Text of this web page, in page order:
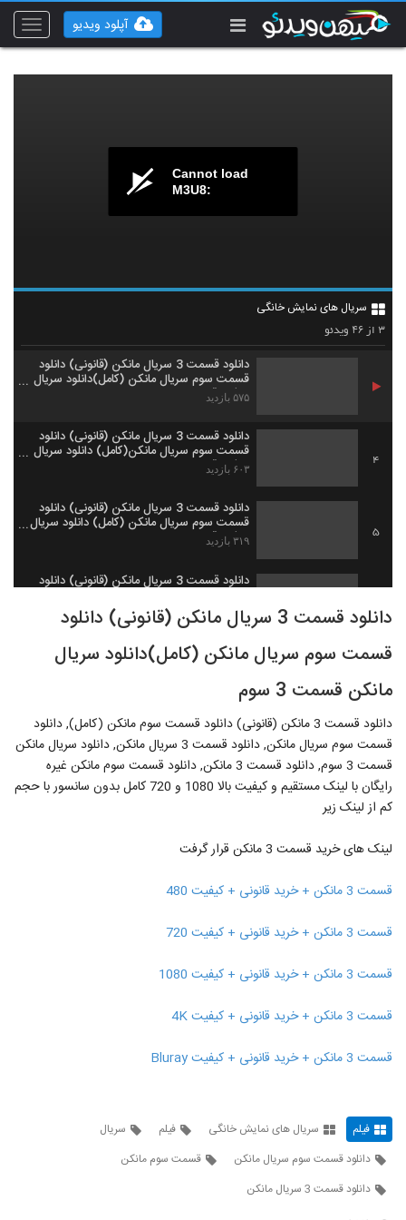
Toggle
آپلود ویدیو
Cannot load
M3U8:
سریال های نمایش خانگی
۳ از ۴۶ ویدئو
دانلود قسمت 27 سریال نهنگ آبی با کیفیت
2
دانلود قسمت 2 سریال مانکن (کامل) دانلود
دانلود قسمت 3 سریال مانکن (قانونی) دانلود
قسمت سوم سریال مانکن (کامل)دانلود سریال
مانکن قسمت 3 سوم
۵۷۵ بازدید
4
دانلود قسمت 3 سریال مانکن (قانونی) دانلود
قسمت سوم سریال مانکن(کامل) دانلود سریال
مانکن قسمت 3 سوم
۶۰۳ بازدید
5
دانلود قسمت 3 سریال مانکن (قانونی) دانلود
قسمت سوم سریال مانکن (کامل) دانلود سریال
مانکن قسمت 3 سوم.
۳۱۹ بازدید
دانلود قسمت 3 سریال مانکن (قانونی) دانلود
قسمت 3 سوم
۲,۴۸۱ بازدید
دانلود قسمت 4 سریال مانکن (قانونی) دانلود
قسمت چهارم مانکن (کامل) دانلود سریال
۲,۳۰۲ بازدید
8
دانلود قسمت 4 مانکن (قانونی)(سریال) دانلود
قسمت چهارم مانکن (کامل) دانلود سریال
مانکن قسمت 4
۳,۹۳۳ بازدید
دانلود سریال مانکن قسمت 4 (قانونی)(سریال)
10 قسمت نوزدهم هیولا (کامل) دانلود سریال
هیولا قسمت 19 قسمت پایانی
۴,۵۹۱ بازدید
دانلود قسمت 19 هیولا (آخر)(قانونی) دانلود
هیولا قسمت 19
۲,۶۲۳ بازدید
دانلود قسمت 5 مانکن (قانونی)(سریال) دانلود
قسمت پنجم مانکن (کامل) دانلود سریال مانکن
دانلود قسمت 6 مانکن (سریال)(کامل) دانلود
شش 6 مانکن
۳۱۴ بازدید
دانلود قسمت 3 سریال مانکن (قانونی) دانلود
قسمت سوم سریال مانکن (کامل)دانلود سریال
مانکن قسمت 3 سوم
دانلود قسمت 3 مانکن (قانونی) دانلود قسمت سوم مانکن (کامل), دانلود
قسمت سوم سریال مانکن, دانلود قسمت 3 سریال مانکن, دانلود سریال مانکن
قسمت 3 سوم, دانلود قسمت 3 مانکن, دانلود قسمت سوم مانکن غیره
رایگان با لینک مستقیم و کیفیت بالا 1080 و 720 کامل بدون سانسور با حجم
کم از لینک زیر
لینک های خرید قسمت 3 مانکن قرار گرفت
قسمت 3 مانکن + خرید قانونی + کیفیت 480
قسمت 3 مانکن + خرید قانونی + کیفیت 720
قسمت 3 مانکن + خرید قانونی + کیفیت 1080
قسمت 3 مانکن + خرید قانونی + کیفیت 4K
قسمت 3 مانکن + خرید قانونی + کیفیت Bluray
فیلم سریال های نمایش خانگی فیلم
سریال
دانلود قسمت سوم سریال مانکن
قسمت سوم مانکن
دانلود قسمت 3 سریال مانکن